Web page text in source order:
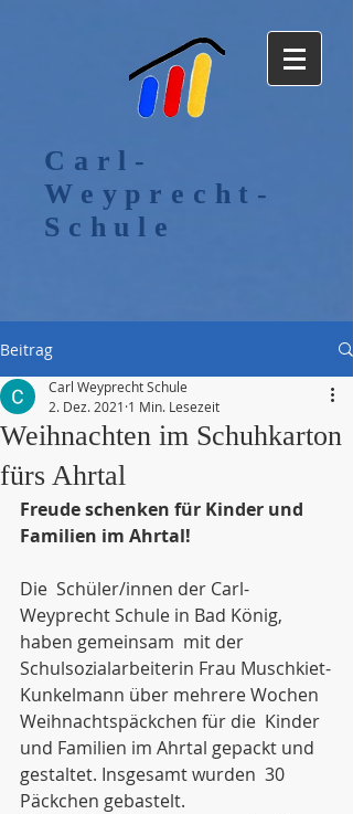
Carl-
Weyprecht-
Schule
Beitrag
Weihnachten im Schuhkarton
fürs Ahrtal
Carl Weyprecht Schule
2. Dez. 2021 1 Min. Lesezeit
Freude schenken für Kinder und
Familien im Ahrtal!
Die  Schüler/innen der Carl-
Weyprecht Schule in Bad König,
haben gemeinsam  mit der
Schulsozialarbeiterin Frau Muschkiet-
Kunkelmann über mehrere Wochen
Weihnachtspäckchen für die  Kinder
und Familien im Ahrtal gepackt und
gestaltet. Insgesamt wurden  30
Päckchen gebastelt.